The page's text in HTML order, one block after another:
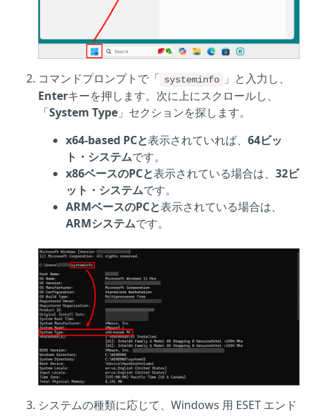
コマンドプロンプトで「 systeminfo
」と入力し、
Enterキーを押します。次に上にスクロールし、
「System Type 」セクションを探します。
x64-based PCと表示されていれば、 64ビッ
ト・システムです。
x86ベースのPCと表示されている場合は、 32ビ
ット・システムです。
ARMベースのPCと表示されている場合は、
ARMシステムです。
システムの種類に応じて、Windows 用 ESET エンド